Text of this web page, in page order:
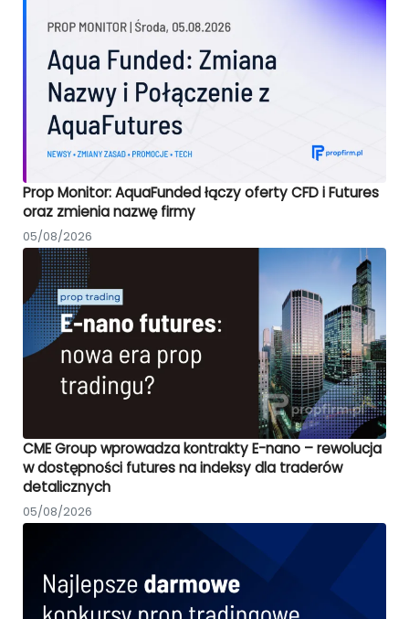
Prop Monitor: AquaFunded łączy oferty CFD i Futures
oraz zmienia nazwę firmy
05/08/2026
CME Group wprowadza kontrakty E-nano – rewolucja
w dostępności futures na indeksy dla traderów
detalicznych
05/08/2026